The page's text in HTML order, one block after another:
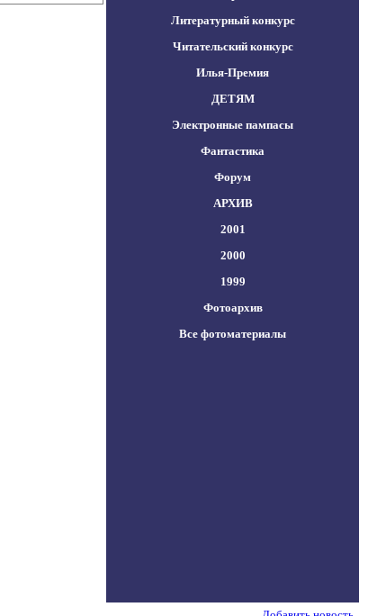
Литературный конкурс
Читательский конкурс
Илья-Премия
ДЕТЯМ
Электронные пампасы
Фантастика
Форум
АРХИВ
2001
2000
1999
Фотоархив
Все фотоматериалы